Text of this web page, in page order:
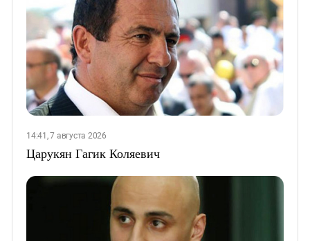
14:41, 7 августа 2026
Царукян Гагик Коляевич